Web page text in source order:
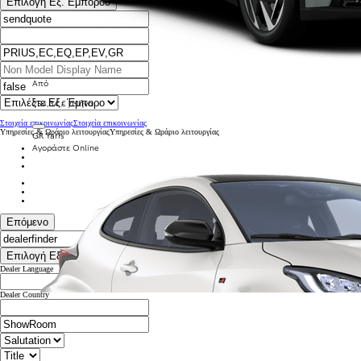
Από
254,34 € /Μήνα
GR Yaris
Αγοράστε Online
Στοιχεία επικοινωνίαςΣτοιχεία επικοινωνίας
Υπηρεσίες & Ωράριο λειτουργίαςΥπηρεσίες & Ωράριο λειτουργίας
Επόμενο
Επιλογή Εξ. Εμπόρου
Dealer Language
Dealer Country